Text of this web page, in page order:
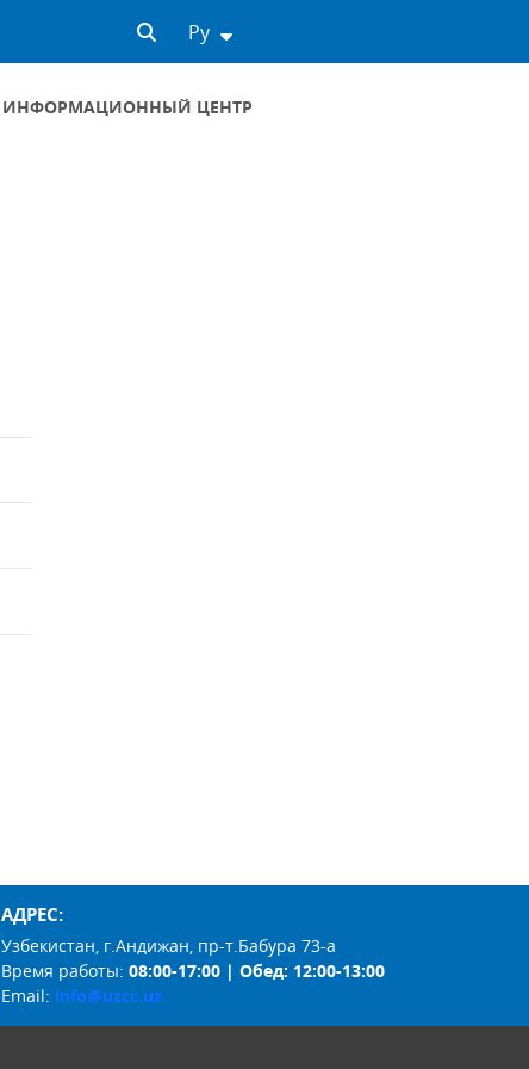
Ру
ИНФОРМАЦИОННЫЙ ЦЕНТР
АДРЕС:
Узбекистан, г.Андижан, пр-т.Бабура 73-а
Время работы:08:00-17:00 | Обед: 12:00-13:00
Email: info@uzcc.uz